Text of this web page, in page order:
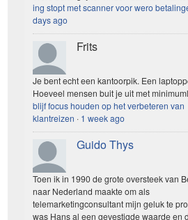
ing stopt met scanner voor wero
days ago
Frits
Je bent echt een kantoorpik. Een
Hoeveel mensen buit je uit met
blijf focus houden op het verbeteren van
klantreizen · 1 week ago
Guido Thys
Toen ik in 1990 de grote oversteek van
naar Nederland maakte om als
telemarketingconsultant mijn geluk te
was Hans al een gevestigde waarde en